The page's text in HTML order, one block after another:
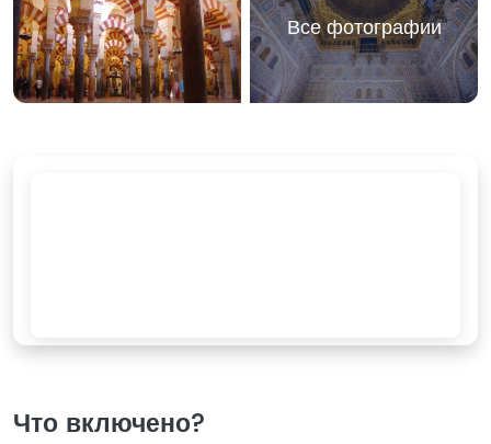
Все фотографии
Что включено?